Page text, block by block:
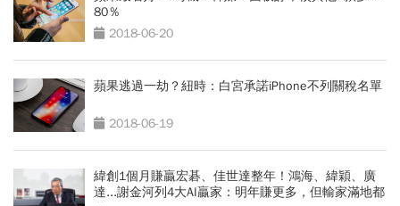
80％
2018-06-20
蘋果逃過一劫？紐時：白宮承諾iPhone不列關稅名單
2018-06-19
緯創1個月賺贏宏碁、佳世達整年！鴻海、緯穎、廣
達...謝金河列4大AI贏家：明年賺更多，但輸家滿地都